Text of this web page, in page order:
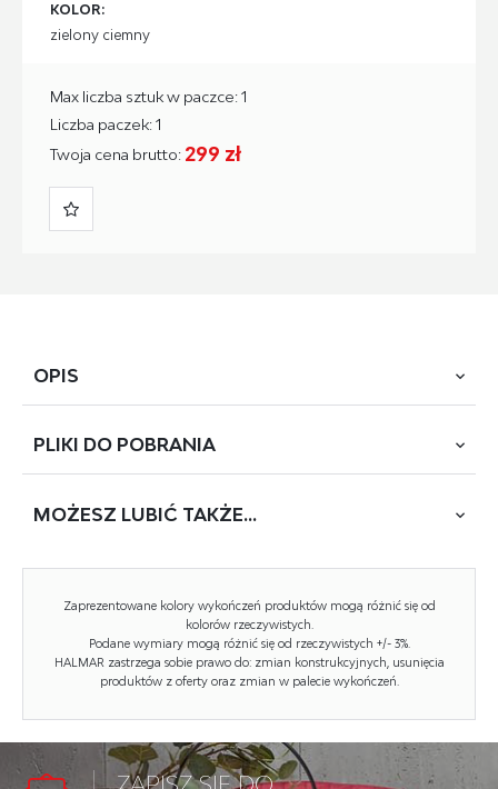
KOLOR:
zielony ciemny
Twoja cena brutto: 299 zł
Max liczba sztuk w paczce: 1
Liczba paczek: 1
OPIS
wymiary: 40/44 cm oraz 33/39 cm; zestaw 2 puf z funkcją
Styl wykonania: klasyczny, nowoczesny
Tapicerka kolor: zielony
Szerokość (Zakres): 40
PLIKI DO POBRANIA
PACHO
Zaprezentowane kolory wykończeń produktów mogą różnić się od
kolorów rzeczywistych.
Podane wymiary mogą różnić się od rzeczywistych +/- 3%.
HALMAR zastrzega sobie prawo do: zmian konstrukcyjnych, usunięcia
produktów z oferty oraz zmian w palecie wykończeń.
MOŻESZ LUBIĆ TAKŻE...
ZAPISZ SIĘ DO